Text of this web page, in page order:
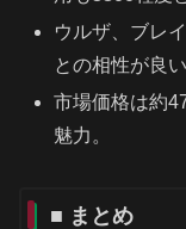
ウルザ、ブレ
との相性が良
市場価格は約
魅力。
■ まとめ